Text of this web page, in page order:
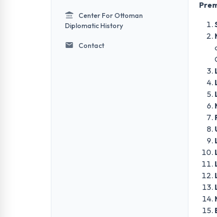
Center For Ottoman
Diplomatic History
Contact